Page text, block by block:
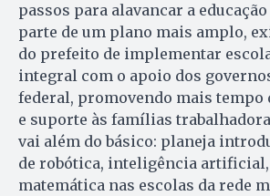
passos para alavancar a
parte de um plano mais amplo,
do prefeito de implementar
integral com o apoio dos
federal, promovendo mais tempo
e suporte às famílias
vai além do básico: planeja
de robótica, inteligência
matemática nas escolas da rede